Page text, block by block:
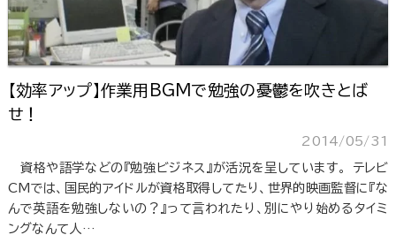
【効率アップ】作業用BGMで勉強の憂鬱を吹きとば
せ！
2014/05/31
資格や語学などの『勉強ビジネス』が活況を呈しています。 テレビ
CMでは、国民的アイドルが資格取得してたり、世界的映画監督に『な
んで英語を勉強しないの？』って言われたり、別にやり始めるタイミ
ングなんて人…